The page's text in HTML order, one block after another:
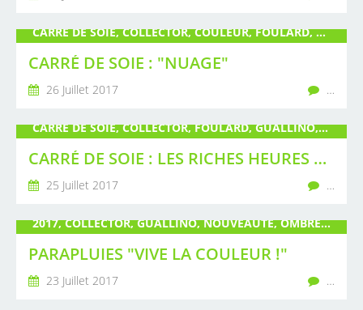
CARRÉ DE SOIE, COLLECTOR, COULEUR, FOULARD, GUALLINO, NUAGE, OMBRELLE, PARAPLUIE, POIRÉ, SOIE, TIRAGE LIMITÉ, TWILL DE SOIE
CARRÉ DE SOIE : "NUAGE"
26 Juillet 2017 …
CARRÉ DE SOIE, COLLECTOR, FOULARD, GUALLINO, LES RICHES HEURES AUX SEPT COEURS, NUAGE, OMBRELLE, PARAPLUIE, PEINTURE, POIRÉ, SOIE, TIRAGE LIMITÉ
CARRÉ DE SOIE : LES RICHES HEURES AUX SEPT CŒURS
25 Juillet 2017 …
2017, COLLECTOR, GUALLINO, NOUVEAUTÉ, OMBRELLE, PARAPLUIE, PARAPLUIE DROIT, PIÈCE RARE, PIGANIOL, POIRÉ, TIRAGE LIMITÉ, VIVE LA COULEUR
PARAPLUIES "VIVE LA COULEUR !"
23 Juillet 2017 …